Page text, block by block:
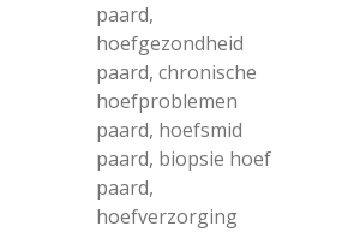
paard,
hoefgezondheid
paard, chronische
hoefproblemen
paard, hoefsmid
paard, biopsie hoef
paard,
hoefverzorging